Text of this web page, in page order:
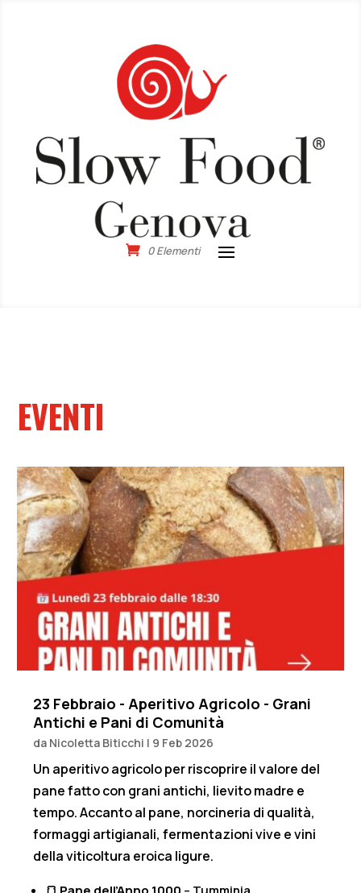
0 Elementi
EVENTI
23 Febbraio - Aperitivo Agricolo - Grani
Antichi e Pani di Comunità
da Nicoletta Biticchi | 9 Feb 2026
Un aperitivo agricolo per riscoprire il valore del
pane fatto con grani antichi, lievito madre e
tempo. Accanto al pane, norcineria di qualità,
formaggi artigianali, fermentazioni vive e vini
della viticoltura eroica ligure.